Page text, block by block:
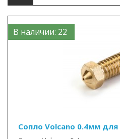
В наличии: 22
Сопло Volcano 0.4мм для